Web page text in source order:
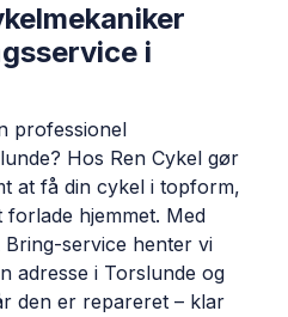
i
professionel
Hos Ren Cykel gør
at få din cykel i topform,
hjemmet. Med
service henter vi
adresse i Torslunde og
den er repareret – klar